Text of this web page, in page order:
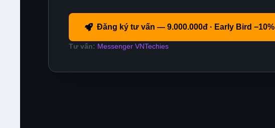
Đăng ký tư vấn — 9.000.000đ · Early Bird −10%
Tư vấn: Messenger VNTechies